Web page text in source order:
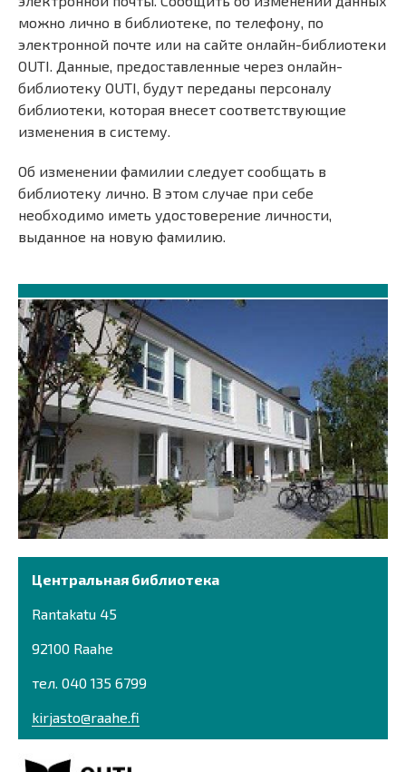
можно лично в библиотеке, по телефону, по
электронной почте или на сайте онлайн-библиотеки
OUTI. Данные, предоставленные через онлайн-
библиотеку OUTI, будут переданы персоналу
библиотеки, которая внесет соответствующие
изменения в систему.
Об изменении фамилии следует сообщать в
библиотеку лично. В этом случае при себе
необходимо иметь удостоверение личности,
выданное на новую фамилию.
Центральная библиотека
Rantakatu 45
92100 Raahe
тел. 040 135 6799
kirjasto@raahe.fi